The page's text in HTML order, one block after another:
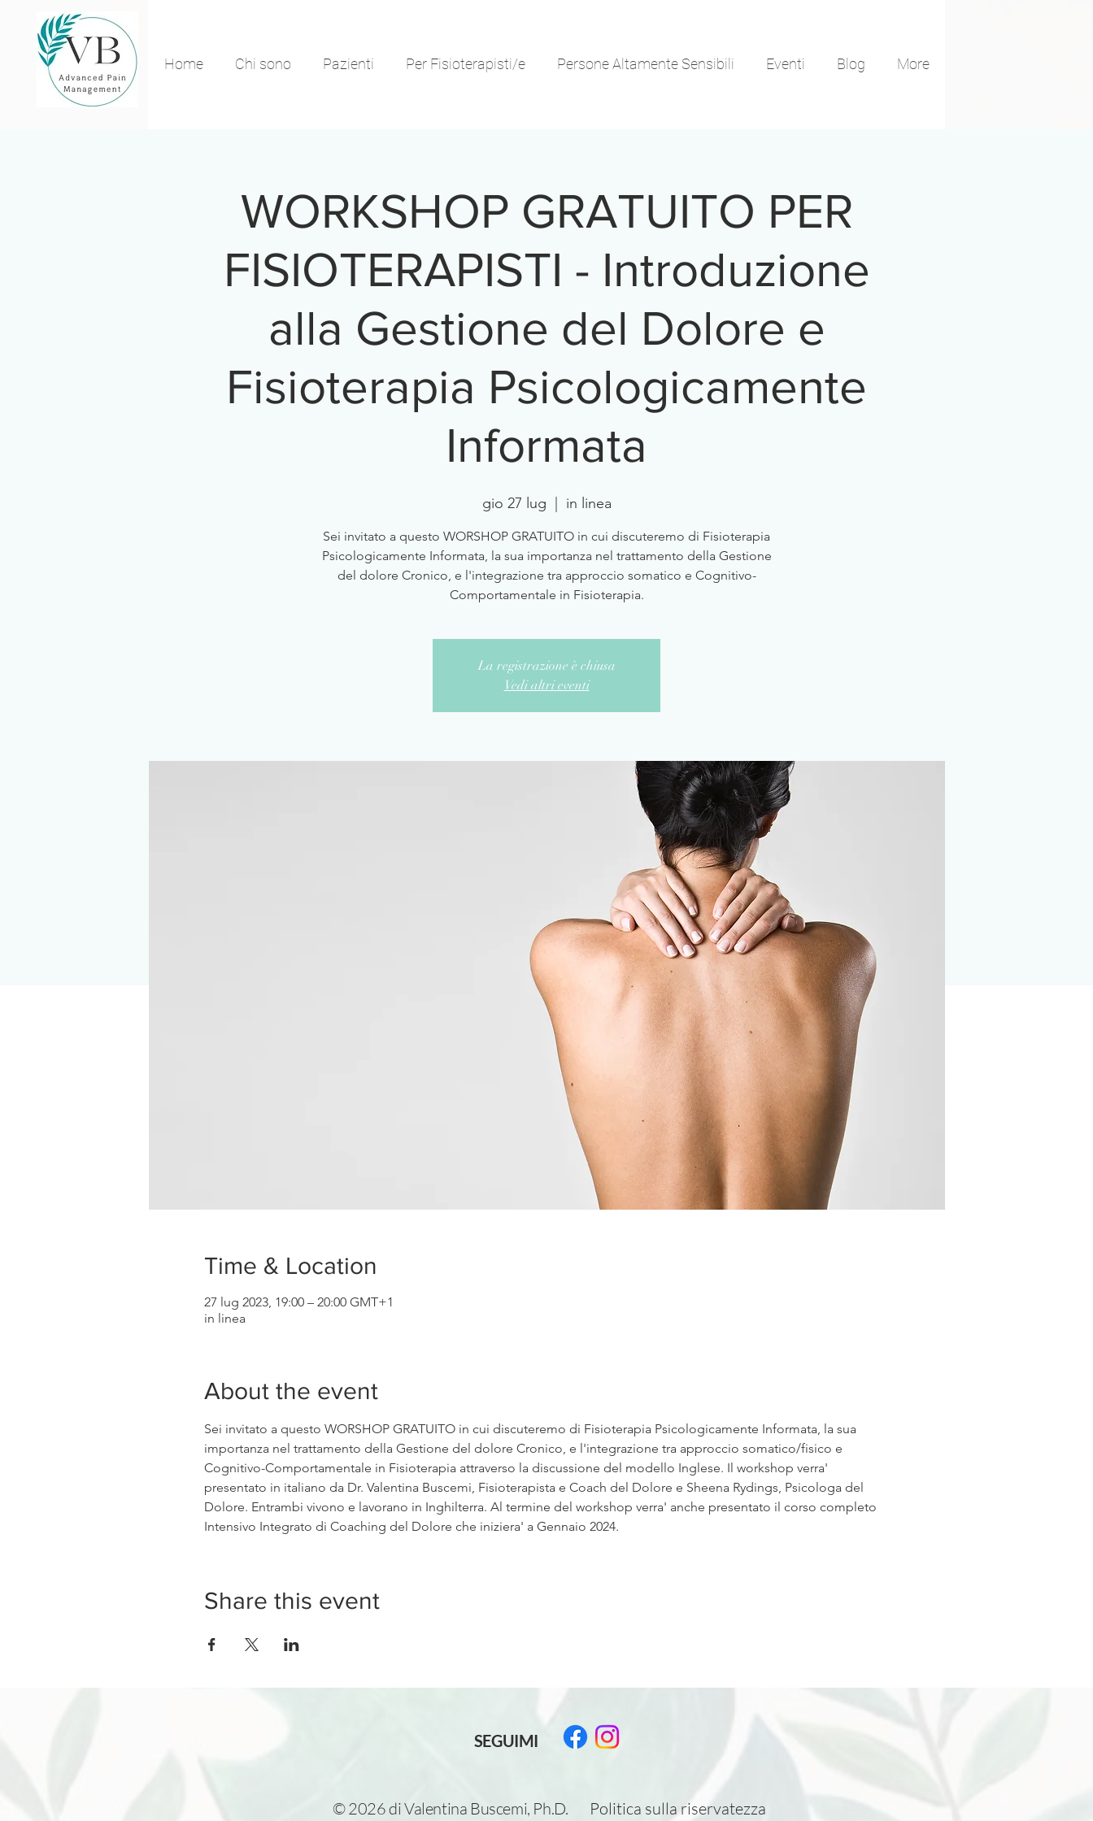
Home Chi sono Pazienti Per Fisioterapisti/e Persone Altamente Sensibili Eventi Blog More
WORKSHOP GRATUITO PER
FISIOTERAPISTI - Introduzione
alla Gestione del Dolore e
Fisioterapia Psicologicamente
Informata
gio 27 lug in linea
Sei invitato a questo WORSHOP GRATUITO in cui discuteremo di Fisioterapia
Psicologicamente Informata, la sua importanza nel trattamento della Gestione
del dolore Cronico, e l'integrazione tra approccio somatico e Cognitivo-
Comportamentale in Fisioterapia.
La registrazione è chiusa
Vedi altri eventi
Time & Location
27 lug 2023, 19:00 – 20:00 GMT+1
in linea
About the event
Sei invitato a questo WORSHOP GRATUITO in cui discuteremo di Fisioterapia Psicologicamente Informata, la sua
importanza nel trattamento della Gestione del dolore Cronico, e l'integrazione tra approccio somatico/fisico e
Cognitivo-Comportamentale in Fisioterapia attraverso la discussione del modello Inglese. Il workshop verra'
presentato in italiano da Dr. Valentina Buscemi, Fisioterapista e Coach del Dolore e Sheena Rydings, Psicologa del
Dolore. Entrambi vivono e lavorano in Inghilterra. Al termine del workshop verra' anche presentato il corso completo
Intensivo Integrato di Coaching del Dolore che iniziera' a Gennaio 2024.
Share this event
SEGUIMI
© 2026 di Valentina Buscemi, Ph.D. Politica sulla riservatezza